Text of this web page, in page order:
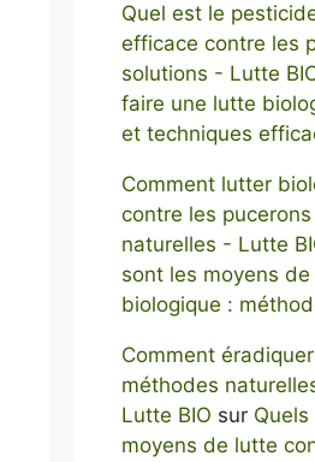
Quel est le
efficace contre les
solutions - Lutte
faire une lutte
et techniques
Comment lutter
contre les
naturelles - Lutte
sont les moyens
biologique :
Comment
méthodes
Lutte BIO sur
moyens de lutte